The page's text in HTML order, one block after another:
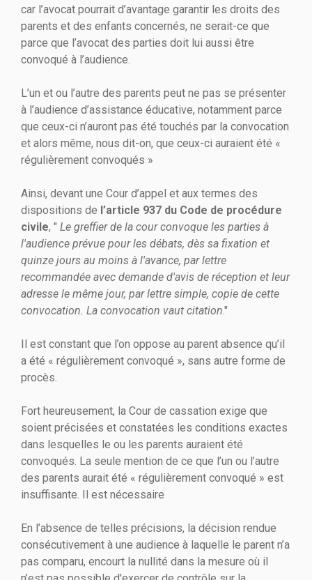
car l’avocat pourrait d’avantage garantir les droits des
parents et des enfants concernés, ne serait-ce que
parce que l’avocat des parties doit lui aussi être
convoqué à l’audience.
L’un et ou l’autre des parents peut ne pas se présenter
à l’audience d’assistance éducative, notamment parce
que ceux-ci n’auront pas été touchés par la convocation
et alors même, nous dit-on, que ceux-ci auraient été «
régulièrement convoqués »
Ainsi, devant une Cour d’appel et aux termes des
dispositions de l’article 937 du Code de procédure
civile, " Le greffier de la cour convoque les parties à
l'audience prévue pour les débats, dès sa fixation et
quinze jours au moins à l'avance, par lettre
recommandée avec demande d'avis de réception et leur
adresse le même jour, par lettre simple, copie de cette
convocation. La convocation vaut citation."
Il est constant que l’on oppose au parent absence qu’il
a été « régulièrement convoqué », sans autre forme de
procès.
Fort heureusement, la Cour de cassation exige que
soient précisées et constatées les conditions exactes
dans lesquelles le ou les parents auraient été
convoqués. La seule mention de ce que l’un ou l’autre
des parents aurait été « régulièrement convoqué » est
insuffisante. Il est nécessaire
En l’absence de telles précisions, la décision rendue
consécutivement à une audience à laquelle le parent n’a
pas comparu, encourt la nullité dans la mesure où il